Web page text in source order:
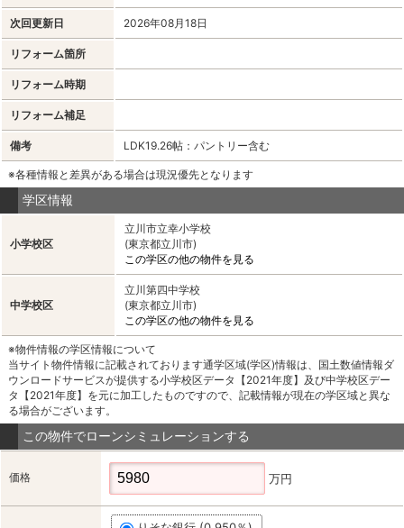
次回更新日 2026年08月18日
リフォーム箇所
リフォーム時期
リフォーム補足
備考 LDK19.26帖：パントリー含む
※各種情報と差異がある場合は現況優先となります
学区情報
小学校区
立川市立幸小学校
(東京都立川市)
この学区の他の物件を見る
中学校区
立川第四中学校
(東京都立川市)
この学区の他の物件を見る
※物件情報の学区情報について
当サイト物件情報に記載されております通学区域(学区)情報は、国土数値情報ダ
ウンロードサービスが提供する小学校区データ【2021年度】及び中学校区デー
タ【2021年度】を元に加工したものですので、記載情報が現在の学区域と異な
る場合がございます。
この物件でローンシミュレーションする
価格 万円